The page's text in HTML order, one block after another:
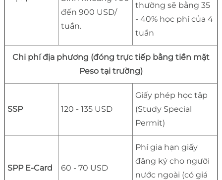
đến 900 USD/
tuần.
thường sẽ bằng 35
- 40% học phí của 4
tuần
Chi phí địa phương (đóng trực tiếp bằng tiền mặt
Peso tại trường)
SSP 120 - 135 USD
Giấy phép học tập
(Study Special
Permit)
SPP E-Card 60 - 70 USD
Phí gia hạn giấy
đăng ký cho người
nước ngoài (có giá